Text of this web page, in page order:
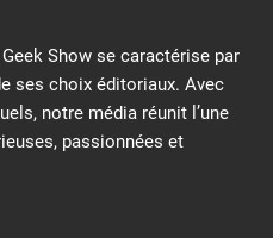
Show se caractérise par
ses choix éditoriaux. Avec
notre média réunit l’une
passionnées et